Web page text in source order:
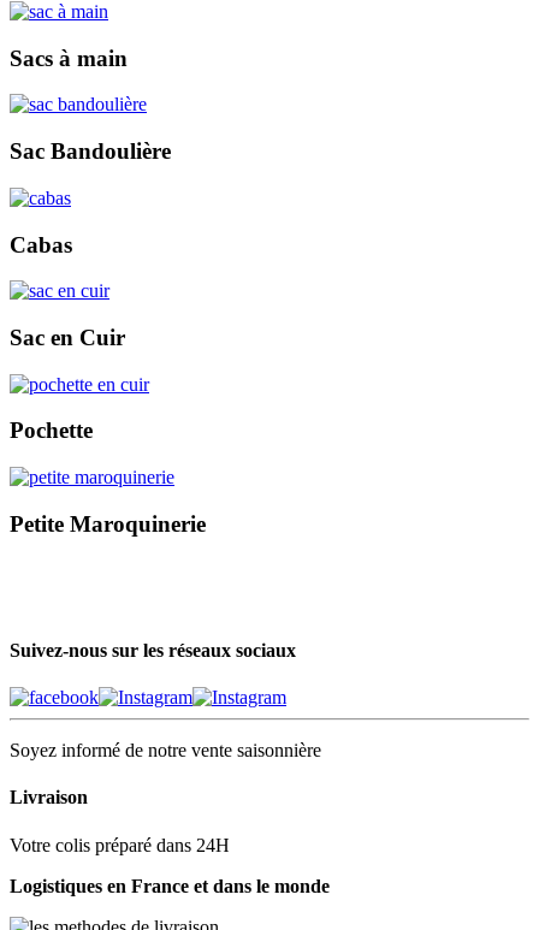
Sacs à main
Sac Bandoulière
Cabas
Sac en Cuir
Pochette
Petite Maroquinerie
Suivez-nous sur les réseaux sociaux
Soyez informé de notre vente saisonnière
Livraison
Votre colis préparé dans 24H
Logistiques en France et dans le monde